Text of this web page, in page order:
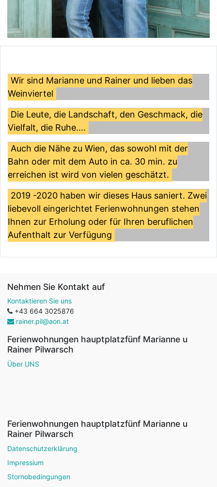
Wir sind Marianne und Rainer und lieben das
Weinviertel
Die Leute, die Landschaft, den Geschmack, die
Vielfalt, die Ruhe....
Auch die Nähe zu Wien, das sowohl mit der
Bahn oder mit dem Auto in ca. 30 min. zu
erreichen ist wird von vielen geschätzt.
2019 -2020 haben wir dieses Haus saniert. Zwei
liebevoll eingerichtet Ferienwohnungen stehen
Ihnen zur Erholung oder für Ihren beruflichen
Aufenthalt zur Verfügung
Nehmen Sie Kontakt auf
Kontaktieren Sie uns
+43 664 3025876
rainer.pil@aon.at
Ferienwohnungen hauptplatzfünf Marianne u
Rainer Pilwarsch
Über UNS
Ferienwohnungen hauptplatzfünf Marianne u
Rainer Pilwarsch
Datenschutzerklärung
Impressium
Stornobedingungen